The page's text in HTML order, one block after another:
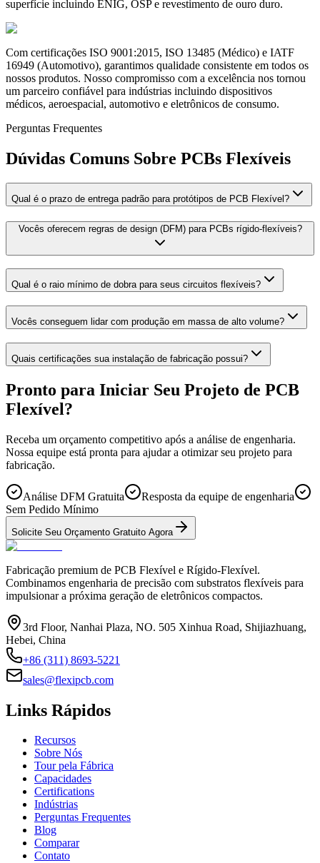
superfície incluindo ENIG, OSP e revestimento de ouro duro.
Com certificações ISO 9001:2015, ISO 13485 (Médico) e IATF
16949 (Automotivo), garantimos qualidade consistente em todos os
nossos produtos. Nosso compromisso com a excelência nos tornou
um parceiro confiável para indústrias incluindo dispositivos
médicos, aeroespacial, automotivo e eletrônicos de consumo.
Perguntas Frequentes
Dúvidas Comuns Sobre PCBs Flexíveis
Qual é o prazo de entrega padrão para protótipos de PCB Flexível?
Vocês oferecem regras de design (DFM) para PCBs rígido-flexíveis?
Qual é o raio mínimo de dobra para seus circuitos flexíveis?
Vocês conseguem lidar com produção em massa de alto volume?
Quais certificações sua instalação de fabricação possui?
Pronto para Iniciar Seu Projeto de PCB
Flexível?
Receba um orçamento competitivo após a análise de engenharia.
Nossa equipe está pronta para ajudar a otimizar seu projeto para
fabricação.
Análise DFM Gratuita
Resposta da equipe de engenharia
Sem Pedido Mínimo
Solicite Seu Orçamento Gratuito Agora
Fabricação premium de PCB Flexível e Rígido-Flexível.
Combinamos engenharia de precisão com substratos flexíveis para
impulsionar a próxima geração de eletrônicos compactos.
3rd Floor, Nanhai Plaza, NO. 505 Xinhua Road, Shijiazhuang,
Hebei, China
+86 (311) 8693-5221
sales@flexipcb.com
Links Rápidos
Recursos
Sobre Nós
Tour pela Fábrica
Capacidades
Certifications
Indústrias
Perguntas Frequentes
Blog
Comparar
Contato